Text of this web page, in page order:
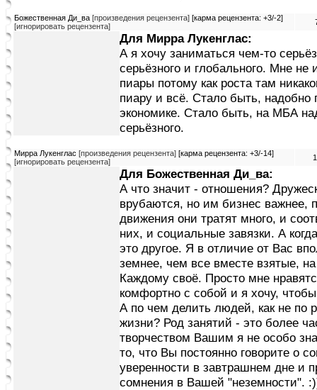
Божественная Ди_ва [произведения рецензента] [карма рецензента: +3/-2]
[игнорировать рецензента]
Для Мирра Лукенглас:
А я хочу заниматься чем-то
серьёзного и глобального. Мне не
пиары потому как роста там
пиару и всё. Стало быть, надобно
экономике. Стало быть, на МБА
серьёзного.
Мирра Лукенглас [произведения рецензента] [карма рецензента: +3/-14]
[игнорировать рецензента]
Для Божественная Ди_ва:
А что значит - отношения?
врубаются, но им бизнес важнее,
движения они тратят много, и
них, и социальные завязки. А
это другое. Я в отличие от Вас
земнее, чем все вместе взятые,
Каждому своё. Просто мне
комфортно с собой и я хочу,
А по чем делить людей, как не по
жизни? Род занятий - это более
творчеством Вашим я не особо
то, что Вы постоянно говорите о
уверенности в завтрашнем дне и
сомнения в Вашей "неземности".